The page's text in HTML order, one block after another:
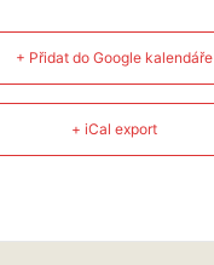
+ Přidat do Google kalendáře
+ iCal export